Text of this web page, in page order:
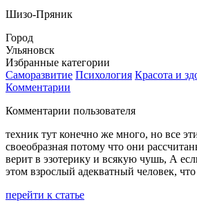
Шизо-Пряник
Город
Ульяновск
Избранные категории
Саморазвитие Психология Красота и
Комментарии
Комментарии пользователя
техник тут конечно же много, но все
своеобразная потому что они
верит в эзотерику и всякую чушь, А
этом взрослый адекватный человек,
перейти к статье